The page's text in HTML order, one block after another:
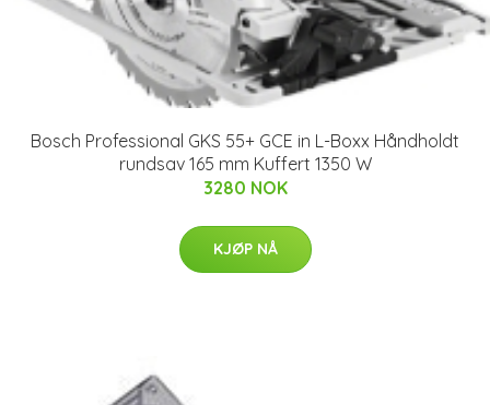
Bosch Professional GKS 55+ GCE in L-Boxx Håndholdt
rundsav 165 mm Kuffert 1350 W
3280 NOK
KJØP NÅ